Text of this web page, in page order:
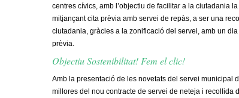
centres cívics, amb l’objectiu de facilitar a la ciutadania
mitjançant cita prèvia amb servei de repàs, a ser una
ciutadania, gràcies a la zonificació del servei, amb un
prèvia.
Objectiu Sostenibilitat! Fem el clic!
Amb la presentació de les novetats del servei municipal
millores del nou contracte de servei de neteja i recollida